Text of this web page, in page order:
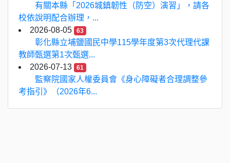
有關本縣「2026城鎮韌性（防空）演習」，請各
校依說明配合辦理，...
2026-08-05
63
彰化縣立埔鹽國民中學115學年度第3次代理代課
教師甄選第1次甄選...
2026-07-13
61
監察院國家人權委員會《身心障礙者合理調整參
考指引》（2026年6...